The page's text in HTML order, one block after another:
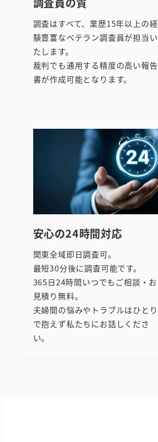
調査はすべて、業歴15年以上の経
験豊富なベテラン調査員が担当い
たします。
裁判でも通用する精度の高い報告
書が作成可能となります。
安心の24時間対応
関東全域即日調査可。
最短30分後に調査可能です。
365日24時間いつでもご相談・お
見積り無料。
夫婦間の悩みやトラブルはひとり
で抱えず私たちにお話しくださ
い。